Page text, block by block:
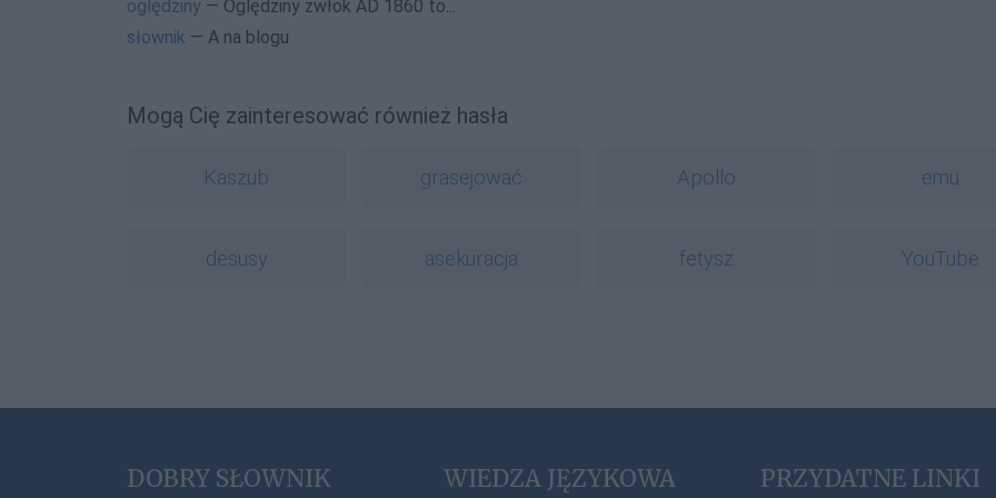
oględziny — Oględziny zwłok AD 1860 to...
słownik — A na blogu
Mogą Cię zainteresować również hasła
Kaszub grasejować Apollo emu
desusy asekuracja fetysz YouTube
DOBRY SŁOWNIK WIEDZA JĘZYKOWA PRZYDATNE LINKI